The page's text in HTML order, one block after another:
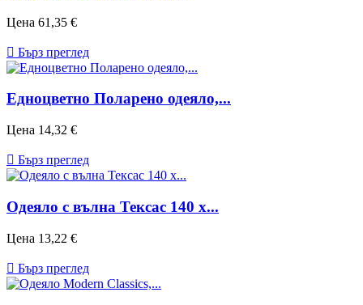
Цена 61,35 €
 Бърз преглед
Eдноцветно Поларено одеяло,...
Цена 14,32 €
 Бърз преглед
Одеяло с вълна Тексас 140 x...
Цена 13,22 €
 Бърз преглед